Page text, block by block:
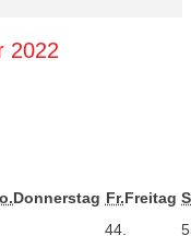
2022
Donnerstag Fr.Freitag
44. 5